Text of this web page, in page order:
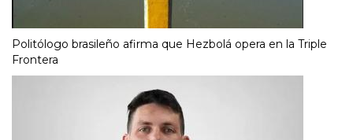
Politólogo brasileño afirma que Hezbolá opera en la Triple
Frontera